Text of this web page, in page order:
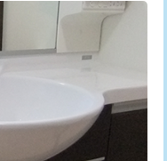
現場見積
。
33,000円
44,000円
+3,300円
33,000円
11,000円